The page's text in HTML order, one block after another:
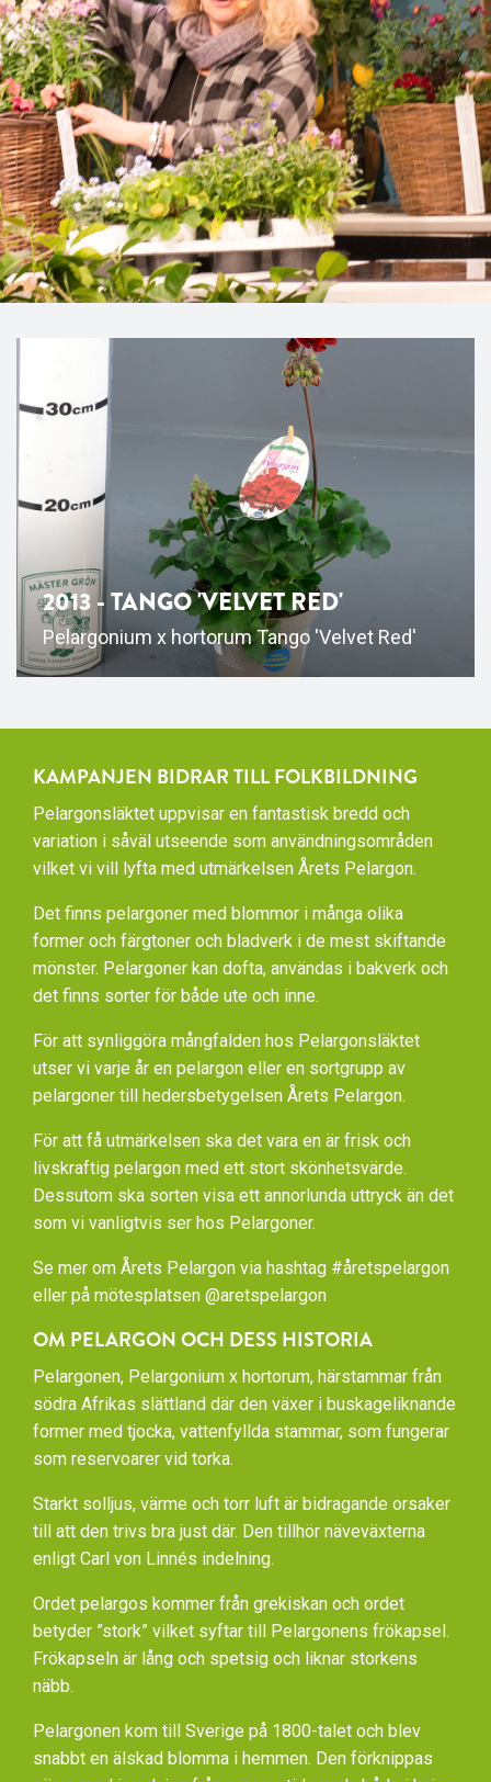
2013 - TANGO 'VELVET RED'
Pelargonium x hortorum Tango 'Velvet Red'
KAMPANJEN BIDRAR TILL FOLKBILDNING
Pelargonsläktet uppvisar en fantastisk bredd och
variation i såväl utseende som användningsområden
vilket vi vill lyfta med utmärkelsen Årets Pelargon.
Det finns pelargoner med blommor i många olika
former och färgtoner och bladverk i de mest skiftande
mönster. Pelargoner kan dofta, användas i bakverk och
det finns sorter för både ute och inne.
För att synliggöra mångfalden hos Pelargonsläktet
utser vi varje år en pelargon eller en sortgrupp av
pelargoner till hedersbetygelsen Årets Pelargon.
För att få utmärkelsen ska det vara en är frisk och
livskraftig pelargon med ett stort skönhetsvärde.
Dessutom ska sorten visa ett annorlunda uttryck än det
som vi vanligtvis ser hos Pelargoner.
Se mer om Årets Pelargon via hashtag #åretspelargon
eller på mötesplatsen @aretspelargon
OM PELARGON OCH DESS HISTORIA
Pelargonen, Pelargonium x hortorum, härstammar från
södra Afrikas slättland där den växer i buskageliknande
former med tjocka, vattenfyllda stammar, som fungerar
som reservoarer vid torka.
Starkt solljus, värme och torr luft är bidragande orsaker
till att den trivs bra just där. Den tillhör näveväxterna
enligt Carl von Linnés indelning.
Ordet pelargos kommer från grekiskan och ordet
betyder ”stork” vilket syftar till Pelargonens frökapsel.
Frökapseln är lång och spetsig och liknar storkens
näbb.
Pelargonen kom till Sverige på 1800-talet och blev
snabbt en älskad blomma i hemmen. Den förknippas